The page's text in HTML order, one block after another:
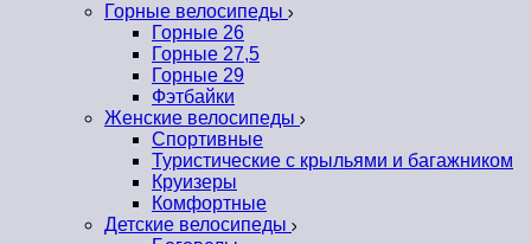
Горные велосипеды
Горные 26
Горные 27,5
Горные 29
Фэтбайки
Женские велосипеды
Спортивные
Туристические с крыльями и багажником
Круизеры
Комфортные
Детские велосипеды